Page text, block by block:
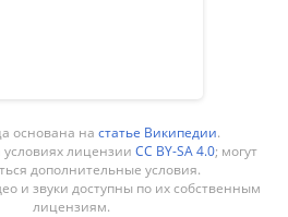
основана на статье Википедии.
условиях лицензии CC BY-SA 4.0; могут
дополнительные условия.
и звуки доступны по их собственным
лицензиям.